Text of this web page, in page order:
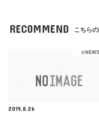
RECOMMEND こちら
☆NEWS
2019.8.26